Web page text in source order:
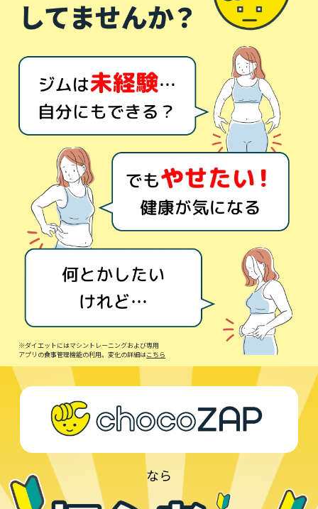
※ダイエットにはマシントレーニングおよび専用
アプリの食事管理機能の利用。変化の詳細はこちら
なら